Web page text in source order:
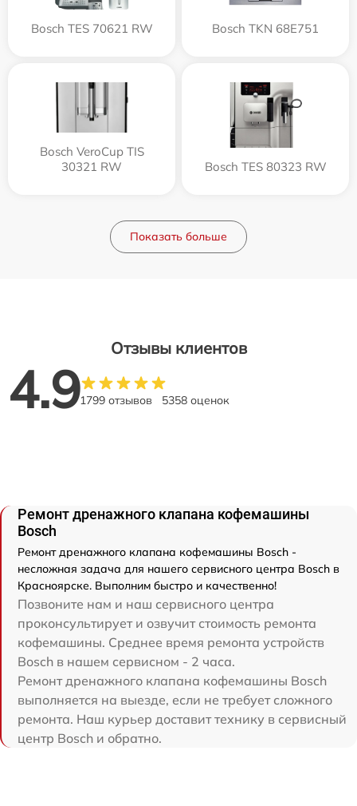
Bosch TES 70621 RW Bosch TKN 68E751
Bosch VeroCup TIS
30321 RW
Bosch TES 80323 RW
Показать больше
Отзывы клиентов
4.91799 отзывов 5358 оценок
Ремонт дренажного клапана кофемашины
Bosch
Ремонт дренажного клапана кофемашины Bosch -
несложная задача для нашего сервисного центра Bosch в
Красноярске. Выполним быстро и качественно!
Позвоните нам и наш сервисного центра
проконсультирует и озвучит стоимость ремонта
кофемашины. Среднее время ремонта устройств
Bosch в нашем сервисном - 2 часа.
Ремонт дренажного клапана кофемашины Bosch
выполняется на выезде, если не требует сложного
ремонта. Наш курьер доставит технику в сервисный
центр Bosch и обратно.